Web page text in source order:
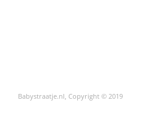
Babystraatje.nl, Copyright © 2019